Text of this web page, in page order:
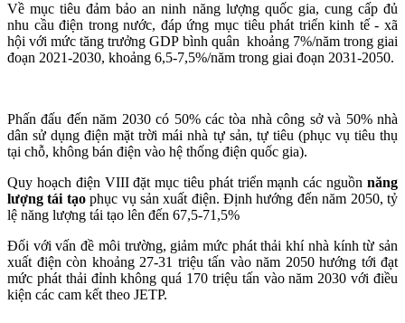
Về mục tiêu đảm bảo an ninh năng lượng quốc gia, cung cấp đủ
nhu cầu điện trong nước, đáp ứng mục tiêu phát triển kinh tế - xã
hội với mức tăng trưởng GDP bình quân khoảng 7%/năm trong giai
đoạn 2021-2030, khoảng 6,5-7,5%/năm trong giai đoạn 2031-2050.
Phấn đấu đến năm 2030 có 50% các tòa nhà công sở và 50% nhà
dân sử dụng điện mặt trời mái nhà tự sản, tự tiêu (phục vụ tiêu thụ
tại chỗ, không bán điện vào hệ thống điện quốc gia).
Quy hoạch điện VIII đặt mục tiêu phát triển mạnh các nguồn năng
lượng tái tạophục vụ sản xuất điện. Định hướng đến năm 2050, tỷ
lệ năng lượng tái tạo lên đến 67,5-71,5%
Đối với vấn đề môi trường, giảm mức phát thải khí nhà kính từ sản
xuất điện còn khoảng 27-31 triệu tấn vào năm 2050 hướng tới đạt
mức phát thải đỉnh không quá 170 triệu tấn vào năm 2030 với điều
kiện các cam kết theo JETP.